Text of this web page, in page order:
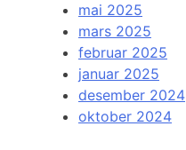
mai 2025
mars 2025
februar 2025
januar 2025
desember 2024
oktober 2024